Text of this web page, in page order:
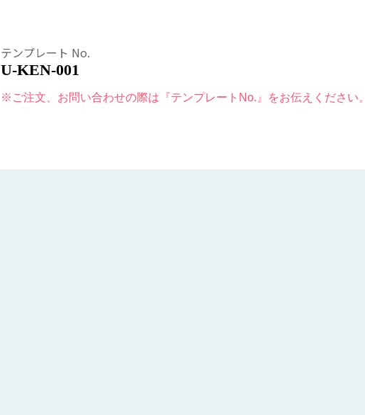
テンプレート No.
U-KEN-001
※ご注文、お問い合わせの際は『テンプレートNo.』をお伝えください。